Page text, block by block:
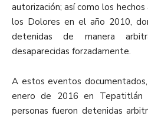
autorización; así como los
los Dolores en el año 2010,
detenidas de manera
desaparecidas forzadamente.
A estos eventos
enero de 2016 en Tepatitlán
personas fueron detenidas